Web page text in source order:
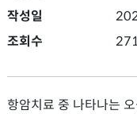
작성일
조회수
항암치료 중 나타나는